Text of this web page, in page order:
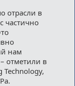
отрасли в
частично
нам
отметили в
Technology,